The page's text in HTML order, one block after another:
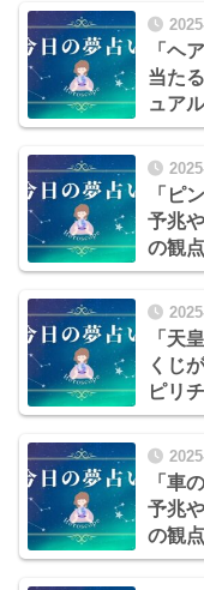
「ヘ
当た
ュア
「ピ
予兆
の観
「天
くじ
ピリ
「車
予兆
の観